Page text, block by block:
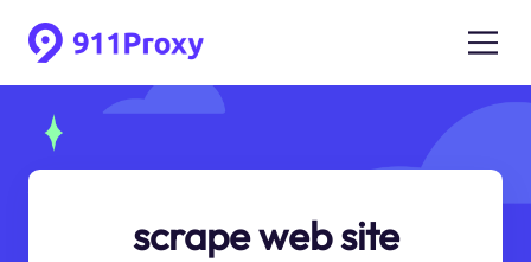
scrape web site